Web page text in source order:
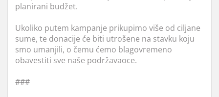
planirani budžet.
Ukoliko putem kampanje prikupimo više od ciljane
sume, te donacije će biti utrošene na stavku koju
smo umanjili, o čemu ćemo blagovremeno
obavestiti sve naše podržavaoce.
###